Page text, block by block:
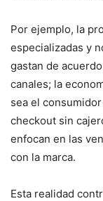
Por ejemplo, la
especializadas y
gastan de
canales; la
sea el
checkout sin
enfocan en las
con la marca.
Esta realidad